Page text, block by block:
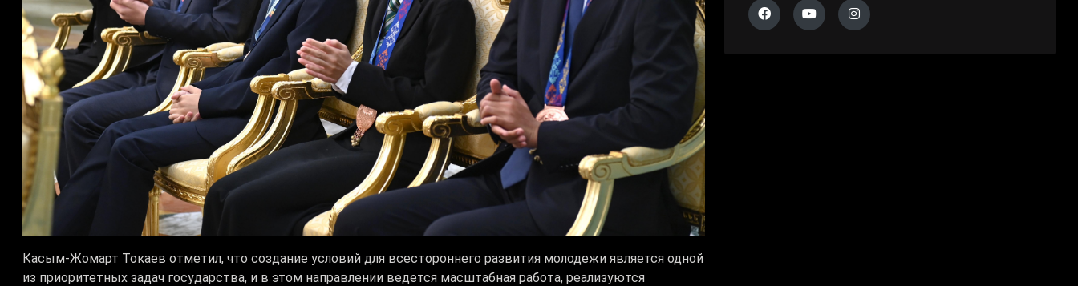
Касым-Жомарт Токаев отметил, что создание условий для всестороннего развития молодежи является одной
из приоритетных задач государства, и в этом направлении ведется масштабная работа, реализуются